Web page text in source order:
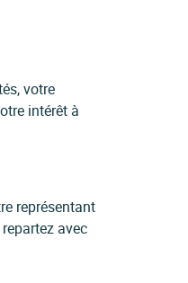
votre
intérêt à
représentant
avec